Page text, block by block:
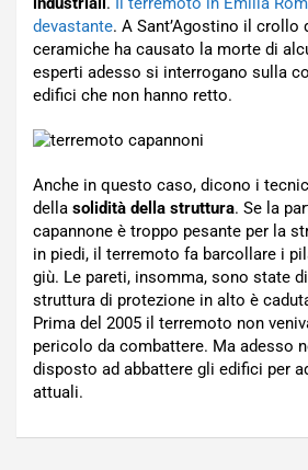
devastante. A Sant’Agostino il crollo
ceramiche ha causato la morte di
esperti adesso si interrogano sulla
edifici che non hanno retto.
Anche in questo caso, dicono i
della solidità della struttura. Se la
capannone è troppo pesante per la
in piedi, il terremoto fa barcollare i
giù. Le pareti, insomma, sono state
struttura di protezione in alto è
Prima del 2005 il terremoto non
pericolo da combattere. Ma adesso
disposto ad abbattere gli edifici per
attuali.